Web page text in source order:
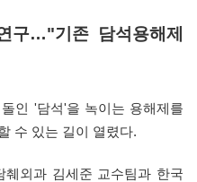
구…"기존 담석용해제
인 '담석'을 녹이는 용해제를
수 있는 길이 열렸다.
췌외과 김세준 교수팀과 한국